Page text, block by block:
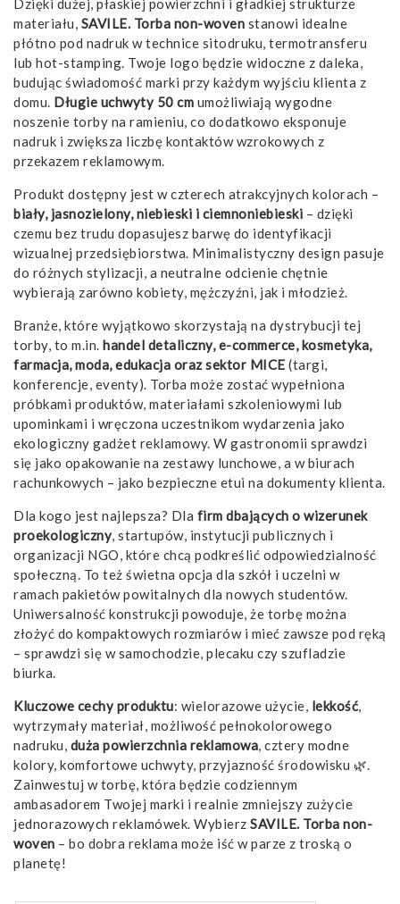
Dzięki dużej, płaskiej powierzchni i gładkiej strukturze
materiału, SAVILE. Torba non-woven stanowi idealne
płótno pod nadruk w technice sitodruku, termotransferu
lub hot-stamping. Twoje logo będzie widoczne z daleka,
budując świadomość marki przy każdym wyjściu klienta z
domu. Długie uchwyty 50 cm umożliwiają wygodne
noszenie torby na ramieniu, co dodatkowo eksponuje
nadruk i zwiększa liczbę kontaktów wzrokowych z
przekazem reklamowym.
Produkt dostępny jest w czterech atrakcyjnych kolorach –
biały, jasnozielony, niebieski i ciemnoniebieski – dzięki
czemu bez trudu dopasujesz barwę do identyfikacji
wizualnej przedsiębiorstwa. Minimalistyczny design pasuje
do różnych stylizacji, a neutralne odcienie chętnie
wybierają zarówno kobiety, mężczyźni, jak i młodzież.
Branże, które wyjątkowo skorzystają na dystrybucji tej
torby, to m.in. handel detaliczny, e-commerce, kosmetyka,
farmacja, moda, edukacja oraz sektor MICE (targi,
konferencje, eventy). Torba może zostać wypełniona
próbkami produktów, materiałami szkoleniowymi lub
upominkami i wręczona uczestnikom wydarzenia jako
ekologiczny gadżet reklamowy. W gastronomii sprawdzi
się jako opakowanie na zestawy lunchowe, a w biurach
rachunkowych – jako bezpieczne etui na dokumenty klienta.
Dla kogo jest najlepsza? Dla firm dbających o wizerunek
proekologiczny, startupów, instytucji publicznych i
organizacji NGO, które chcą podkreślić odpowiedzialność
społeczną. To też świetna opcja dla szkół i uczelni w
ramach pakietów powitalnych dla nowych studentów.
Uniwersalność konstrukcji powoduje, że torbę można
złożyć do kompaktowych rozmiarów i mieć zawsze pod ręką
– sprawdzi się w samochodzie, plecaku czy szufladzie
biurka.
Kluczowe cechy produktu: wielorazowe użycie, lekkość,
wytrzymały materiał, możliwość pełnokolorowego
nadruku, duża powierzchnia reklamowa, cztery modne
kolory, komfortowe uchwyty, przyjazność środowisku 🌿.
Zainwestuj w torbę, która będzie codziennym
ambasadorem Twojej marki i realnie zmniejszy zużycie
jednorazowych reklamówek. Wybierz SAVILE. Torba non-
woven – bo dobra reklama może iść w parze z troską o
planetę!